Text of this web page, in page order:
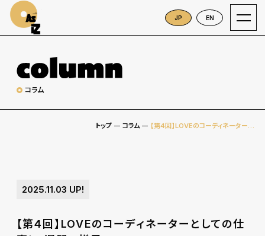
JP EN
コラム
トップ コラム
2025.11.03 UP!
【第4回】LOVEのコーディネーターとしての仕